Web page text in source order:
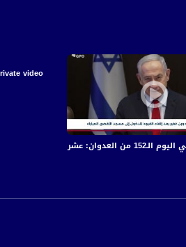
الاقتصادية، الثقافية والسياسية للمواطن العربي
video
في قصف الاحتلال المتواصل على قطاع غزة